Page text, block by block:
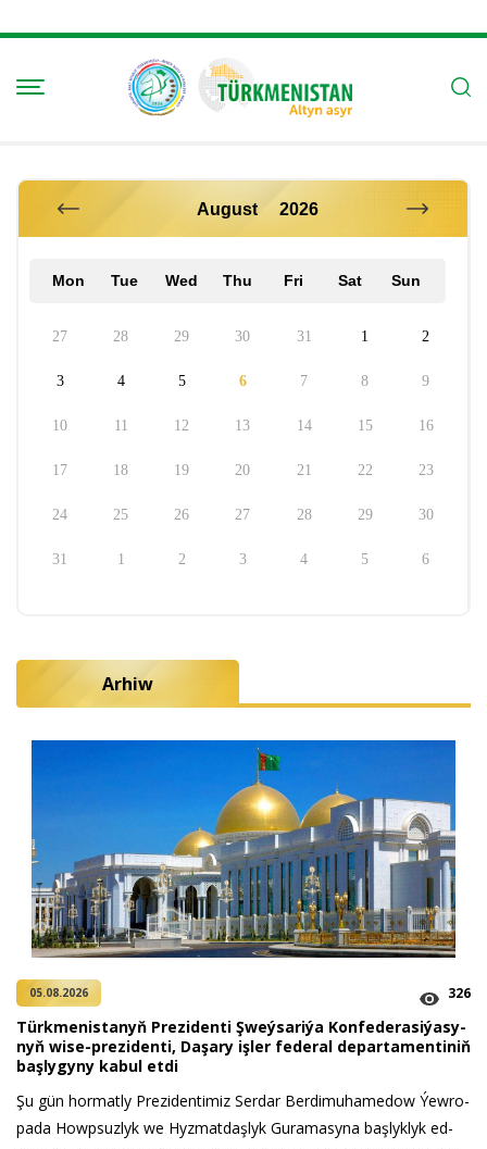
Arhiw
05.08.2026 326
Türk­me­nis­ta­nyň Prezidenti Şweý­sa­ri­ýa Kon­fe­de­ra­si­ýa­sy­
nyň wi­se-prezidenti, Da­şa­ry iş­ler fe­de­ral de­par­ta­men­ti­niň
baş­ly­gy­ny ka­bul et­di
Şu gün hor­mat­ly Prezidentimiz Serdar Berdimuhamedow Ýew­ro­
pa­da Howp­suz­lyk we Hyz­mat­daş­lyk Gu­ra­ma­sy­na baş­lyk­lyk ed­
Mon Tue Wed Thu Fri Sat Sun
27 28 29 30 31 1 2
3 4 5 6 7 8 9
10 11 12 13 14 15 16
17 18 19 20 21 22 23
24 25 26 27 28 29 30
31 1 2 3 4 5 6